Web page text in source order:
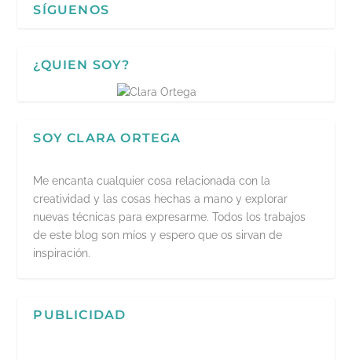
SÍGUENOS
¿QUIEN SOY?
SOY CLARA ORTEGA
Me encanta cualquier cosa relacionada con la
creatividad y las cosas hechas a mano y explorar
nuevas técnicas para expresarme. Todos los trabajos
de este blog son míos y espero que os sirvan de
inspiración.
PUBLICIDAD